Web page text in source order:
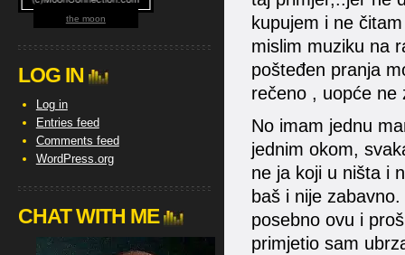
kupujem i ne
mislim muziku na
pošteđen pranja
rečeno , uopće ne
No imam jednu
jednim okom,
ne ja koji u ništa i
baš i nije
posebno ovu i
primjetio sam
the moon
LOG IN
Log in
Entries feed
Comments feed
WordPress.org
CHAT WITH ME